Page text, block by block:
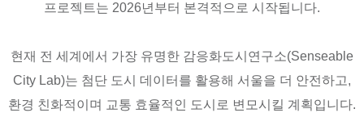
프로젝트는 2026년부터 본격적으로 시작됩니다.
현재 전 세계에서 가장 유명한 감응화도시연구소(Senseable
City Lab)는 첨단 도시 데이터를 활용해 서울을 더 안전하고,
환경 친화적이며 교통 효율적인 도시로 변모시킬 계획입니다.